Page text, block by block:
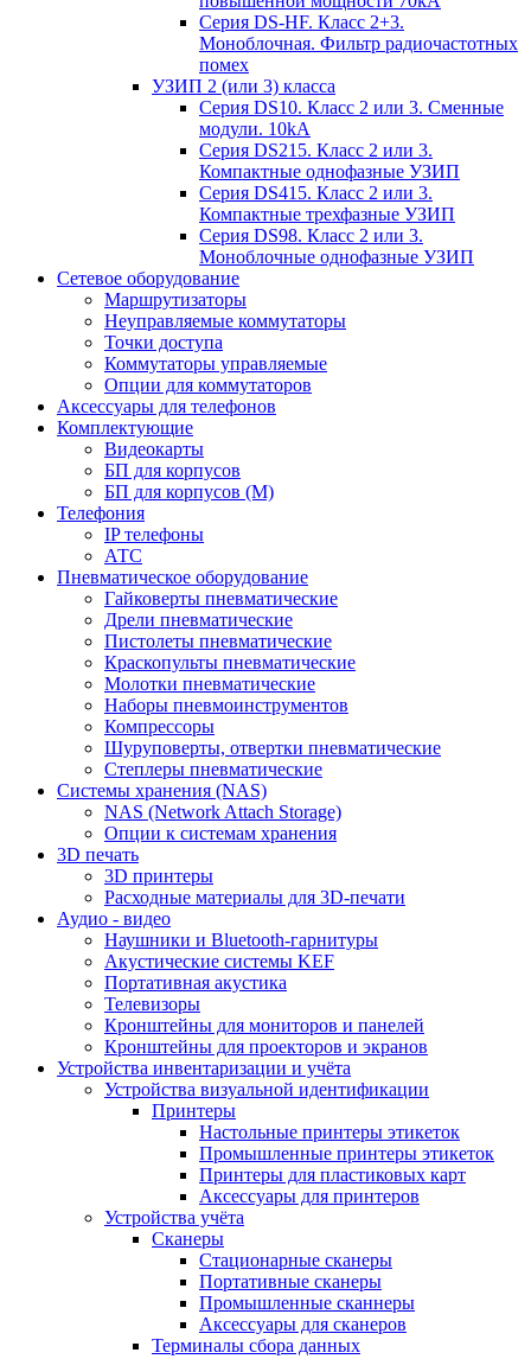
Серия DS-HF. Класс 2+3.
Моноблочная. Фильтр радиочастотных
помех
УЗИП 2 (или 3) класса
Серия DS10. Класс 2 или 3. Сменные
модули. 10kA
Серия DS215. Класс 2 или 3.
Компактные однофазные УЗИП
Серия DS415. Класс 2 или 3.
Компактные трехфазные УЗИП
Серия DS98. Класс 2 или 3.
Моноблочные однофазные УЗИП
Сетевое оборудование
Маршрутизаторы
Неуправляемые коммутаторы
Точки доступа
Коммутаторы управляемые
Опции для коммутаторов
Аксессуары для телефонов
Комплектующие
Видеокарты
БП для корпусов
БП для корпусов (М)
Телефония
IP телефоны
АТС
Пневматическое оборудование
Гайковерты пневматические
Дрели пневматические
Пистолеты пневматические
Краскопульты пневматические
Молотки пневматические
Наборы пневмоинструментов
Компрессоры
Шуруповерты, отвертки пневматические
Степлеры пневматические
Cистемы хранения (NAS)
NAS (Network Attach Storage)
Опции к системам хранения
3D печать
3D принтеры
Расходные материалы для 3D-печати
Аудио - видео
Наушники и Bluetooth-гарнитуры
Акустические системы KEF
Портативная акустика
Телевизоры
Кронштейны для мониторов и панелей
Кронштейны для проекторов и экранов
Устройства инвентаризации и учёта
Устройства визуальной идентификации
Принтеры
Настольные принтеры этикеток
Промышленные принтеры этикеток
Принтеры для пластиковых карт
Аксессуары для принтеров
Устройства учёта
Сканеры
Стационарные сканеры
Портативные сканеры
Промышленные сканнеры
Аксессуары для сканеров
Терминалы сбора данных